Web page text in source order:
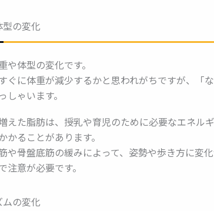
の変化
や体型の変化です。
ぐに体重が減少するかと思われがちですが、「
しゃいます。
えた脂肪は、授乳や育児のために必要なエネル
かることがあります。
や骨盤底筋の緩みによって、姿勢や歩き方に変
注意が必要です。
の変化